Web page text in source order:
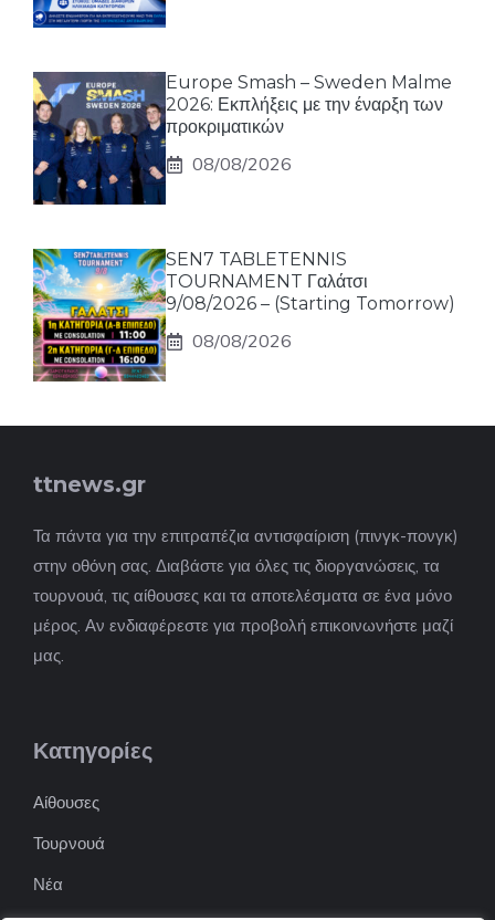
Europe Smash – Sweden Malme
2026: Εκπλήξεις με την έναρξη των
προκριματικών
08/08/2026
SEN7 TABLETENNIS
TOURNAMENT Γαλάτσι
9/08/2026 – (Starting Tomorrow)
08/08/2026
ttnews.gr
Τα πάντα για την επιτραπέζια αντισφαίριση (πινγκ-πονγκ)
στην οθόνη σας. Διαβάστε για όλες τις διοργανώσεις, τα
τουρνουά, τις αίθουσες και τα αποτελέσματα σε ένα μόνο
μέρος. Αν ενδιαφέρεστε για προβολή επικοινωνήστε μαζί
μας.
Κατηγορίες
Αίθουσες
Τουρνουά
Νέα